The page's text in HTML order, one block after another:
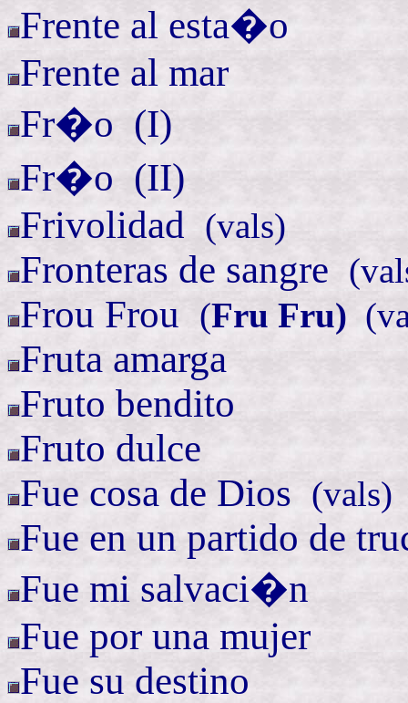
Frente al esta�o
Frente al mar
Fr�o (I)
Fr�o (II)
Frivolidad (vals)
Fronteras de sangre (
Frou Frou (Fru Fru) (
Fruta amarga
Fruto bendito
Fruto dulce
Fue cosa de Dios (vals)
Fue en un partido de
Fue mi salvaci�n
Fue por una mujer
Fue su destino